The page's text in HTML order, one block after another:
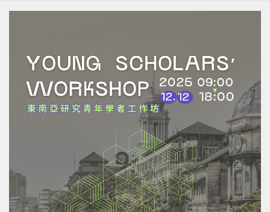
東南亞研究所 副教授）